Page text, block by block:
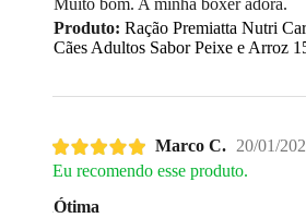
Produto: Ração Premiatta Nutri
Cães Adultos Sabor Peixe e Arroz
Marco C. 20/01/
Eu recomendo esse produto.
Ótima